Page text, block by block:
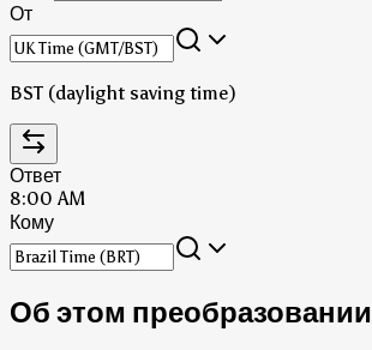
От
BST (daylight saving time)
Ответ
8:00 AM
Кому
Об этом преобразовании